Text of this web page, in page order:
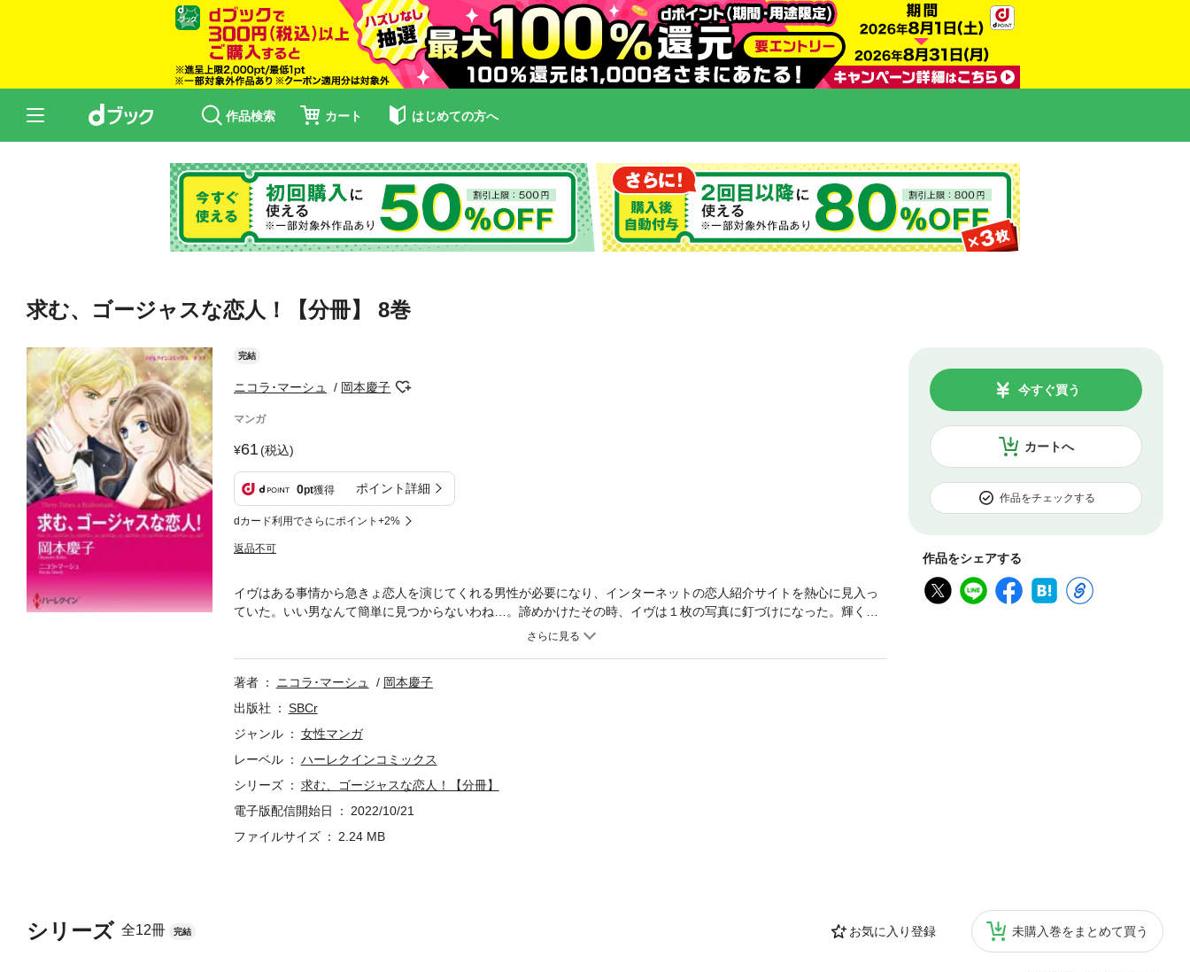
作品検索 カート はじめての方へ
求む、ゴージャスな恋人！【分冊】 8巻
完結
ニコラ･マーシュ 岡本慶子
マンガ
61(税込)
0pt獲得 ポイント詳細
dカード利用でさらにポイント+2%
返品不可
カートへ
今すぐ買う
作品をチェックする
作品をシェアする
シリーズ 全12冊 完結 お気に入り登録 未購入巻をまとめて買う
イヴはある事情から急きょ恋人を演じてくれる男性が必要になり、インターネットの恋人紹介サイトを熱心に見入っ
ていた。いい男なんて簡単に見つからないわね…。諦めかけたその時、イヴは１枚の写真に釘づけになった。輝く青
い目、端整な顔。忘れもしない、私のウブな初恋を弄んだ男、ブライス・ギブソン――！ 彼女はパソコンの前で決意
著者
ニコラ･マーシュ
岡本慶子
出版社
SBCr
ジャンル
女性マンガ
レーベル
ハーレクインコミックス
シリーズ
求む、ゴージャスな恋人！【分冊】
電子版配信開始日
2022/10/21
ファイルサイズ
2.24 MB